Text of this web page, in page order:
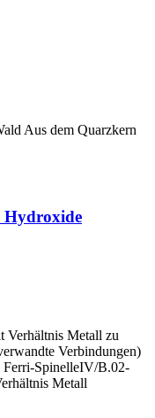
Aus dem Quarzkern
Hydroxide
Metall zu
Verbindungen)
SpinelleIV/B.02-
Metall